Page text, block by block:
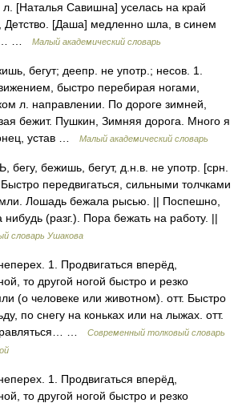
л. [Наталья Савишна] уселась на край
Детство. [Даша] медленно шла, в синем
…
Малый академический словарь
бегут; деепр. не употр.; несов. 1.
быстро перебирая ногами,
л. направлении. По дороге зимней,
бежит. Пушкин, Зимняя дорога. Много я
устав …
Малый академический словарь
бежишь, бегут, д.н.в. не употр. [срн.
передвигаться, сильными толчками
Лошадь бежала рысью. || Поспешно,
нибудь (разг.). Пора бежать на работу. ||
словарь Ушакова
1. Продвигаться вперёд,
то другой ногой быстро и резко
(о человеке или животном). отт. Быстро
по снегу на коньках или на лыжах. отт.
…
Современный толковый словарь
1. Продвигаться вперёд,
то другой ногой быстро и резко